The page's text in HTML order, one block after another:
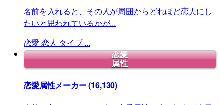
名前を入れると、その人が周囲からどれほど恋人にし
たいと思われているかが...
恋愛 恋人 タイプ ...
恋愛
属性
恋愛属性メーカー(16,130)